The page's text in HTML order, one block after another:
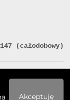
(całodobowy)
w Oleśnie
Akceptuję